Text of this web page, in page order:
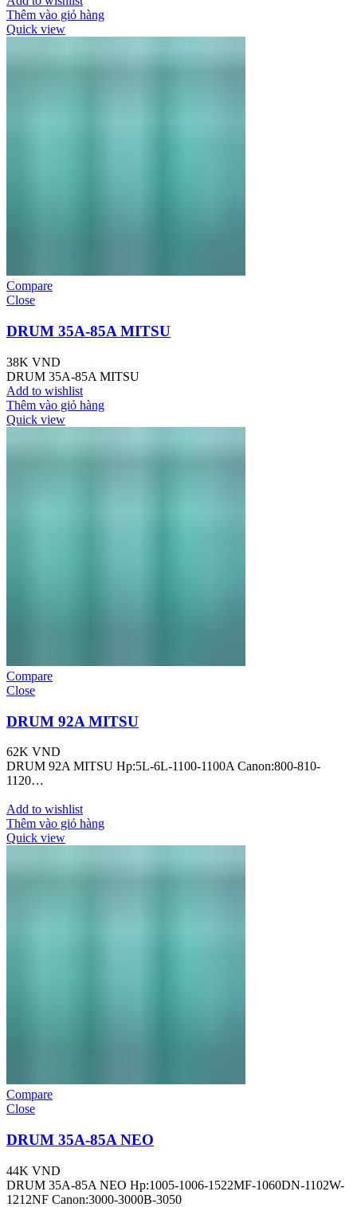
Thêm vào giỏ hàng
Quick view
Compare
Close
DRUM 35A-85A MITSU
38K VND
DRUM 35A-85A MITSU
Add to wishlist
Thêm vào giỏ hàng
Quick view
Compare
Close
DRUM 92A MITSU
62K VND
DRUM 92A MITSU Hp:5L-6L-1100-1100A Canon:800-810-
1120…
Add to wishlist
Thêm vào giỏ hàng
Quick view
Compare
Close
DRUM 35A-85A NEO
44K VND
DRUM 35A-85A NEO Hp:1005-1006-1522MF-1060DN-1102W-
1212NF Canon:3000-3000B-3050